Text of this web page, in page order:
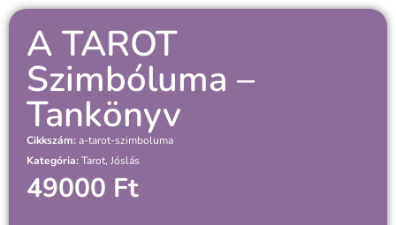
A TAROT
Szimbóluma –
Tankönyv
Cikkszám:a-tarot-szimboluma
Kategória:Tarot, Jóslás
49000 Ft